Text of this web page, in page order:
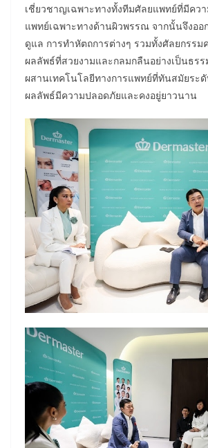
เชี่ยวชาญเฉพาะทางทั้งทีมศัลยแพทย์ที่มีคว
แพทย์เฉพาะทางด้านผิวพรรณ จากนั้นจึงออ
ดูแล การทำหัตถการต่างๆ รวมทั้งศัลยกรรม
ผลลัพธ์ที่สวยงามและกลมกลืนอย่างเป็นธร
ผสานเทคโนโลยีทางการแพทย์ที่ทันสมัยระดั
ผลลัพธ์มีความปลอดภัยและคงอยู่ยาวนาน